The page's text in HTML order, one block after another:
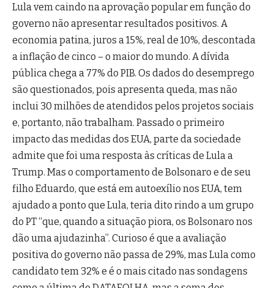
Lula vem caindo na aprovação popular em função do
governo não apresentar resultados positivos. A
economia patina, juros a 15%, real de 10%, descontada
a inflação de cinco – o maior do mundo. A dívida
pública chega a 77% do PIB. Os dados do desemprego
são questionados, pois apresenta queda, mas não
inclui 30 milhões de atendidos pelos projetos sociais
e, portanto, não trabalham. Passado o primeiro
impacto das medidas dos EUA, parte da sociedade
admite que foi uma resposta às críticas de Lula a
Trump. Mas o comportamento de Bolsonaro e de seu
filho Eduardo, que está em autoexílio nos EUA, tem
ajudado a ponto que Lula, teria dito rindo a um grupo
do PT “que, quando a situação piora, os Bolsonaro nos
dão uma ajudazinha”. Curioso é que a avaliação
positiva do governo não passa de 29%, mas Lula como
candidato tem 32% e é o mais citado nas sondagens